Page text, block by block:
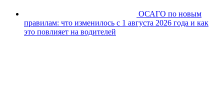
ОСАГО по новым
правилам: что изменилось с 1 августа 2026 года и как
это повлияет на водителей